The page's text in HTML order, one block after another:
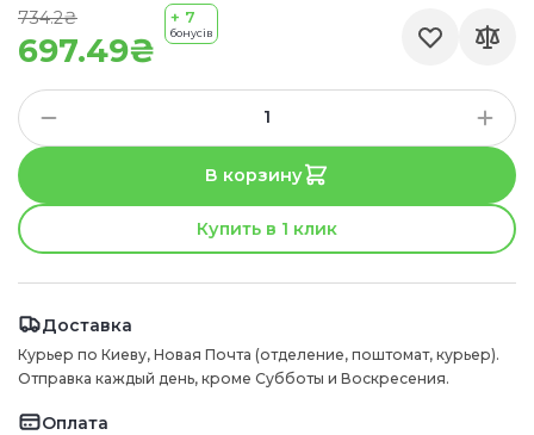
697.49₴
734.2₴ + 7
бонусів
В корзину
Купить в 1 клик
Доставка
Курьер по Киеву, Новая Почта (отделение, поштомат, курьер).
Отправка каждый день, кроме Субботы и Воскресения.
Оплата